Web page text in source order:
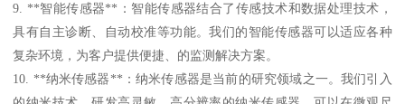
9. **智能传感器**：智能传感器结合了传感技术和数据处理技术，
具有自主诊断、自动校准等功能。我们的智能传感器可以适应各种
复杂环境，为客户提供便捷、的监测解决方案。
10. **纳米传感器**：纳米传感器是当前的研究领域之一。我们引入